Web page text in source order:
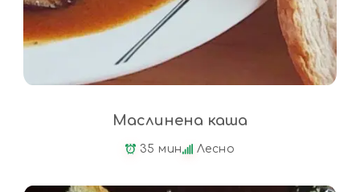
Маслинена каша
35 мин Лесно